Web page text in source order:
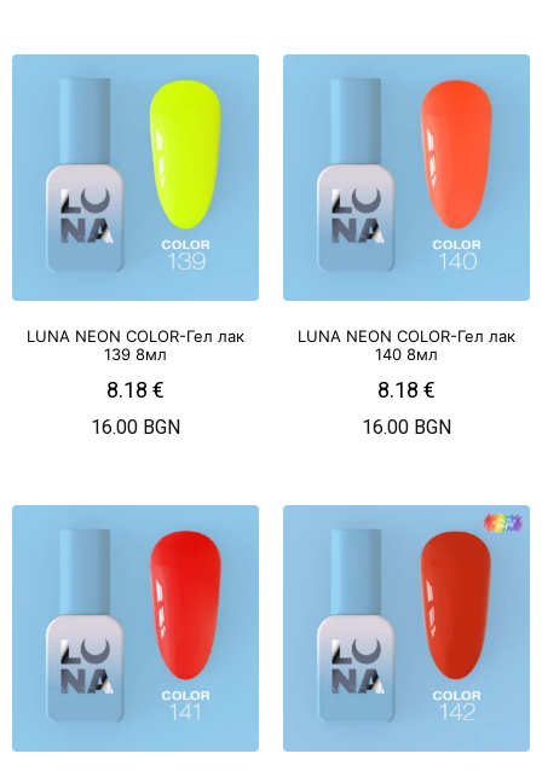
LUNA NEON COLOR-Гел лак
139 8мл
8.18 €
16.00 BGN
LUNA NEON COLOR-Гел лак
140 8мл
8.18 €
16.00 BGN